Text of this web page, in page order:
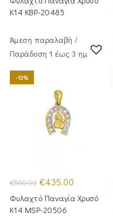
€330.00. είναι:
Κ14 KBP-20485
Άμεση παραλαβή /
Παράδoση 1 έως 3 ημέρες
-13%
€500.00 Original
price
was:
€500.00.
€435.00
τιμή
είναι:
Φυλαχτό Παναγία Χρυσό
Κ14 MSP-20506